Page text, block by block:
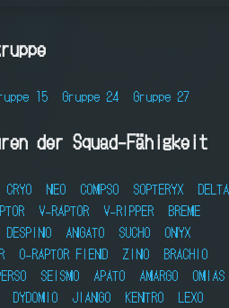
15 Gruppe 24 Gruppe 27
der Squad-Fähigkeit
CRYO NEO COMPSO SOPTERYX
DELTA
V-RAPTOR V-RIPPER
BREME
DESPINO ANGATO SUCHO
ONYX
O-RAPTOR FIEND ZINO
BRACHIO
SEISMO APATO AMARGO
OMIAS
DYDOMIO JIANGO KENTRO
LEXO